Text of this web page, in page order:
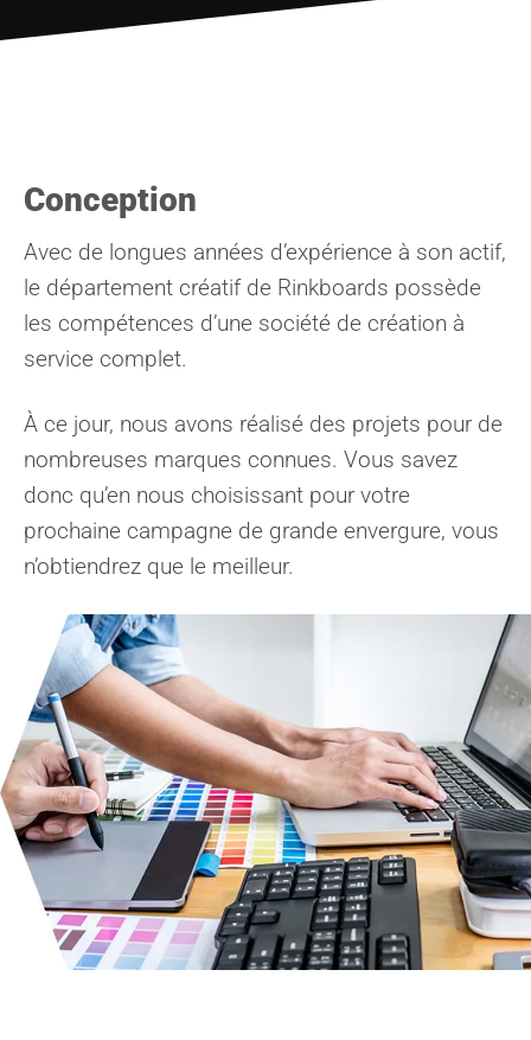
Conception
Avec de longues années d’expérience à son actif,
le département créatif de Rinkboards possède
les compétences d’une société de création à
service complet.
À ce jour, nous avons réalisé des projets pour de
nombreuses marques connues. Vous savez
donc qu’en nous choisissant pour votre
prochaine campagne de grande envergure, vous
n’obtiendrez que le meilleur.